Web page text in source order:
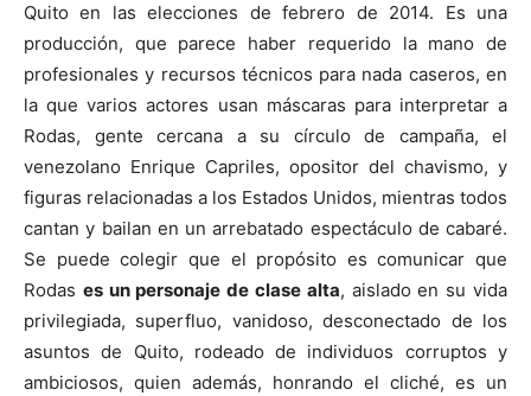
Quito en las elecciones de febrero de 2014. Es una
producción, que parece haber requerido la mano de
profesionales y recursos técnicos para nada caseros, en
la que varios actores usan máscaras para interpretar a
Rodas, gente cercana a su círculo de campaña, el
venezolano Enrique Capriles, opositor del chavismo, y
figuras relacionadas a los Estados Unidos, mientras todos
cantan y bailan en un arrebatado espectáculo de cabaré.
Se puede colegir que el propósito es comunicar que
Rodas es un personaje de clase alta, aislado en su vida
privilegiada, superfluo, vanidoso, desconectado de los
asuntos de Quito, rodeado de individuos corruptos y
ambiciosos, quien además, honrando el cliché, es un